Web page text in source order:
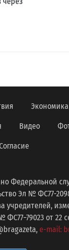
Экономика
Видео
Федеральной
Эл № ФС77-
учредителей,
от 22
e-mail: